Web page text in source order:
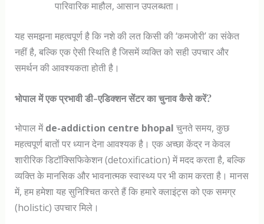
पारिवारिक माहौल, आसान उपलब्धता।
यह समझना महत्वपूर्ण है कि नशे की लत किसी की ‘कमजोरी’ का संकेत
नहीं है, बल्कि एक ऐसी स्थिति है जिसमें व्यक्ति को सही उपचार और
समर्थन की आवश्यकता होती है।
भोपाल में एक प्रभावी डी-एडिक्शन सेंटर का चुनाव कैसे करें?
भोपाल मेंde-addiction centre bhopal चुनते समय, कुछ
महत्वपूर्ण बातों पर ध्यान देना आवश्यक है। एक अच्छा केंद्र न केवल
शारीरिक डिटॉक्सिफिकेशन (detoxification) में मदद करता है, बल्कि
व्यक्ति के मानसिक और भावनात्मक स्वास्थ्य पर भी काम करता है। मानस
में, हम हमेशा यह सुनिश्चित करते हैं कि हमारे क्लाइंट्स को एक समग्र
(holistic) उपचार मिले।